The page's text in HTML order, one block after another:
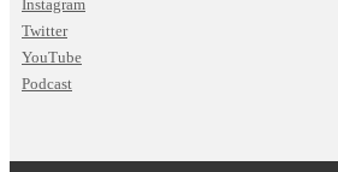
Instagram
Twitter
YouTube
Podcast